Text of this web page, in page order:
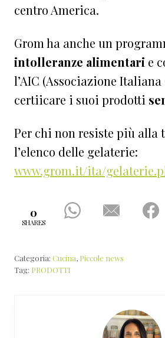
centro America.
Grom ha anche un
intolleranze alimentari e
l’AIC (Associazione
certiicare i suoi prodotti
Per chi non resiste più alla
l’elenco delle gelaterie:
www.grom.it/ita/
0
SHARES
Categoria: Cucina, Piccole news
Tag: PRODOTTI